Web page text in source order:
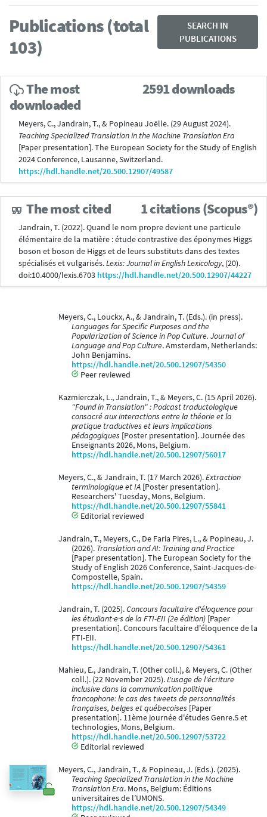
Publications (total
103)
SEARCH IN
PUBLICATIONS
The most
downloaded
2591 downloads
Meyers, C., Jandrain, T., & Popineau Joëlle. (29 August 2024).
Teaching Specialized Translation in the Machine Translation Era
[Paper presentation]. The European Society for the Study of English
2024 Conference, Lausanne, Switzerland.
https://hdl.handle.net/20.500.12907/49587
The most cited 1 citations (Scopus®)
Jandrain, T. (2022). Quand le nom propre devient une particule
élémentaire de la matière : étude contrastive des éponymes Higgs
boson et boson de Higgs et de leurs substituts dans des textes
spécialisés et vulgarisés.Lexis: Journal in English Lexicology, (20).
doi:10.4000/lexis.6703 https://hdl.handle.net/20.500.12907/44227
Meyers, C., Louckx, A., & Jandrain, T. (Eds.). (in press).
Languages for Specific Purposes and the
Popularization of Science in Pop Culture. Journal of
Language and Pop Culture. Amsterdam, Netherlands:
John Benjamins.
https://hdl.handle.net/20.500.12907/54350
Peer reviewed
Kazmierczak, L., Jandrain, T., & Meyers, C. (15 April 2026).
"Found in Translation" : Podcast traductologique
consacré aux interactions entre la théorie et la
pratique traductives et leurs implications
pédagogiques [Poster presentation]. Journée des
Enseignants 2026, Mons, Belgium.
https://hdl.handle.net/20.500.12907/56017
Meyers, C., & Jandrain, T. (17 March 2026).Extraction
terminologique et IA [Poster presentation].
Researchers' Tuesday, Mons, Belgium.
https://hdl.handle.net/20.500.12907/55841
Editorial reviewed
Jandrain, T., Meyers, C., De Faria Pires, L., & Popineau, J.
(2026). Translation and AI: Training and Practice
[Paper presentation]. The European Society for the
Study of English 2026 Conference, Saint-Jacques-de-
Compostelle, Spain.
https://hdl.handle.net/20.500.12907/54359
Jandrain, T. (2025).Concours facultaire d'éloquence pour
les étudiant·e·s de la FTI-EII (2e édition) [Paper
presentation]. Concours facultaire d'éloquence de la
FTI-EII.
https://hdl.handle.net/20.500.12907/54361
Mahieu, E., Jandrain, T. (Other coll.), & Meyers, C. (Other
coll.). (22 November 2025).L'usage de l'écriture
inclusive dans la communication politique
francophone: le cas des tweets de personnalités
françaises, belges et québecoises [Paper
presentation]. 11ème journée d'études Genre.S et
technologies, Mons, Belgium.
https://hdl.handle.net/20.500.12907/53722
Editorial reviewed
Meyers, C., Jandrain, T., & Popineau, J. (Eds.). (2025).
Teaching Specialized Translation in the Machine
Translation Era. Mons, Belgium: Éditions
universitaires de l’UMONS.
https://hdl.handle.net/20.500.12907/54349